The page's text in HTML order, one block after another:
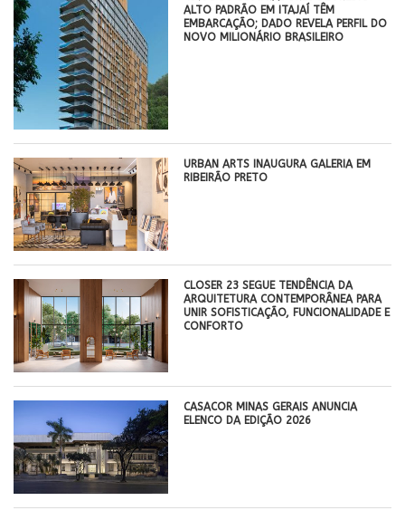
ALTO PADRÃO EM ITAJAÍ TÊM
EMBARCAÇÃO; DADO REVELA PERFIL DO
NOVO MILIONÁRIO BRASILEIRO
​URBAN ARTS INAUGURA GALERIA EM
RIBEIRÃO PRETO
CLOSER 23 SEGUE TENDÊNCIA DA
ARQUITETURA CONTEMPORÂNEA PARA
UNIR SOFISTICAÇÃO, FUNCIONALIDADE E
CONFORTO
CASACOR MINAS GERAIS ANUNCIA
ELENCO DA EDIÇÃO 2026